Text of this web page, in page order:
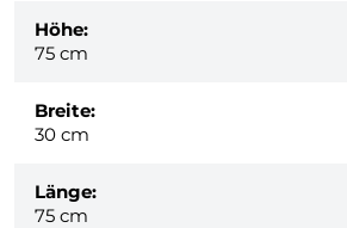
Höhe:
75 cm
Breite:
30 cm
Länge:
75 cm